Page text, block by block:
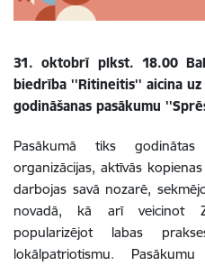
31. oktobrī plkst. 18.00
biedrība ''Ritineitis'' aicina
godināšanas pasākumu
Pasākumā tiks godinātas
organizācijas, aktīvās
darbojas savā nozarē,
novadā, kā arī veicinot
popularizējot labas
lokālpatriotismu.